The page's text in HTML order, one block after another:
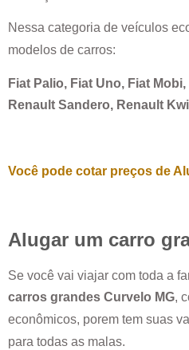
Nessa categoria de veículos
modelos de carros:
Fiat Palio, Fiat Uno, Fiat
Renault Sandero, Renault
Você pode cotar preços de
Alugar um carro
Se você vai viajar com toda a
carros grandes Curvelo MG,
econômicos, porem tem suas
para todas as malas.